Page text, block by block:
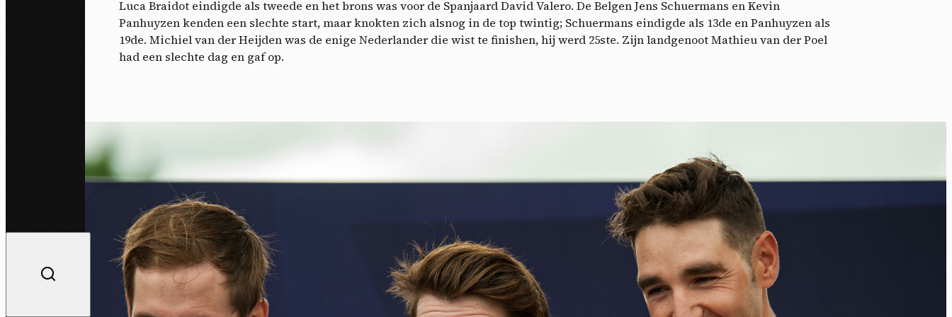
Luca Braidot eindigde als tweede en het brons was voor de Spanjaard David Valero. De Belgen Jens Schuermans en Kevin
Panhuyzen kenden een slechte start, maar knokten zich alsnog in de top twintig; Schuermans eindigde als 13de en Panhuyzen als
19de. Michiel van der Heijden was de enige Nederlander die wist te finishen, hij werd 25ste. Zijn landgenoot Mathieu van der Poel
had een slechte dag en gaf op.